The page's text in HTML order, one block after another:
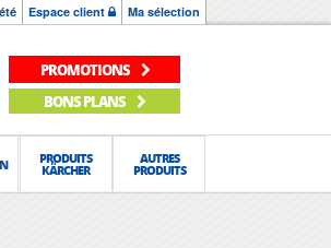
Espace client Ma sélection
PROMOTIONS
BONS PLANS
PRODUITS
KÄRCHER
AUTRES
PRODUITS